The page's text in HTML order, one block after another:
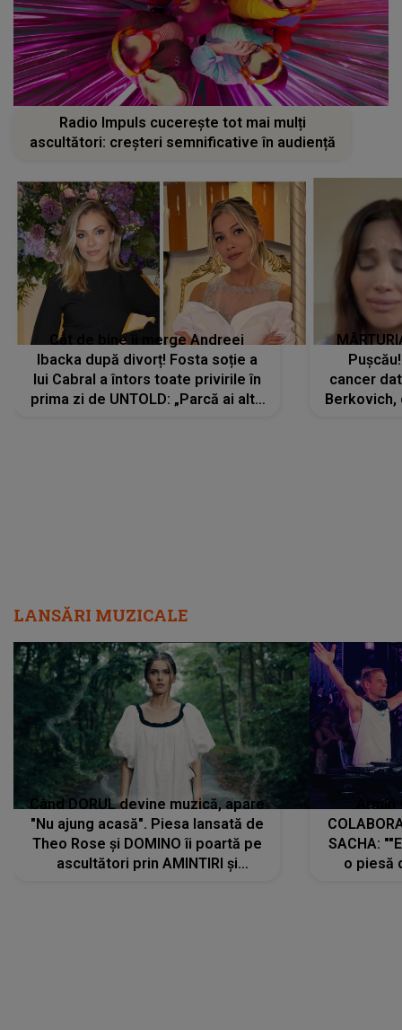
Radio Impuls cucerește tot mai mulți
ascultători: creșteri semnificative în audiență
Cât de bine îi merge Andreei
Ibacka după divorț! Fosta soție a
lui Cabral a întors toate privirile în
prima zi de UNTOLD: „Parcă ai altă
cancer
Berkovich,
LANSĂRI MUZICALE
Când DORUL devine muzică, apare
"Nu ajung acasă". Piesa lansată de
Theo Rose și DOMINO îi poartă pe
ascultători prin AMINTIRI și
SACHA:
o piesă